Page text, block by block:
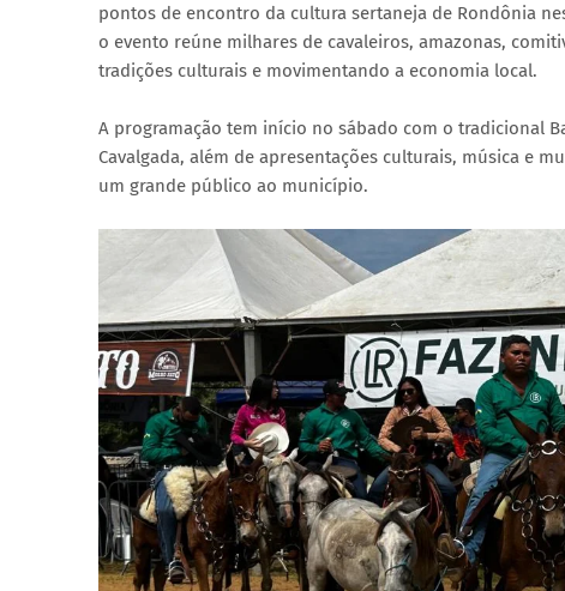
pontos de encontro da cultura sertaneja de Rondônia
o evento reúne milhares de cavaleiros, amazonas,
tradições culturais e movimentando a economia local.
A programação tem início no sábado com o tradicional
Cavalgada, além de apresentações culturais, música e
um grande público ao município.